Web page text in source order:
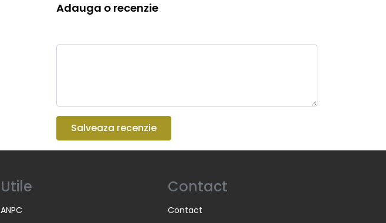
Adauga o recenzie
Salveaza recenzie
Utile
ANPC
Contact
Contact